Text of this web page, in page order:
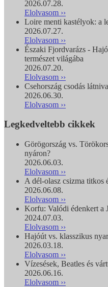
2026.07.28.
Elolvasom ››
Loire menti kastélyok: a
2026.07.27.
Elolvasom ››
Északi Fjordvarázs -
természet világába
2026.07.20.
Elolvasom ››
Csehország csodás
2026.06.30.
Elolvasom ››
Legkedveltebb cikkek
Görögország vs.
nyáron?
2026.06.03.
Elolvasom ››
A dél-olasz csizma titkos
2026.06.08.
Elolvasom ››
Korfu: Valódi édenkert a
2024.07.03.
Elolvasom ››
Hajóút vs. klasszikus
2026.03.18.
Elolvasom ››
Vízesések, Beatles és
2026.06.16.
Elolvasom ››